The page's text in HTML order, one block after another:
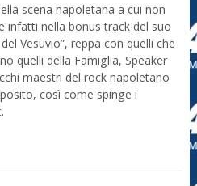
scena napoletana a cui non
infatti nella bonus track del suo
Vesuvio”, reppa con quelli che
quelli della Famiglia, Speaker
maestri del rock napoletano
così come spinge i